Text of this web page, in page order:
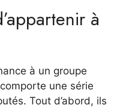
à
à un groupe
une série
Tout d’abord, ils